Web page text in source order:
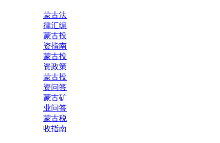
蒙古法
律汇编
蒙古投
资指南
蒙古投
资政策
蒙古投
资问答
蒙古矿
业问答
蒙古税
收指南